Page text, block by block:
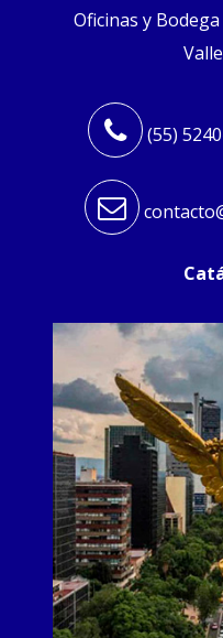
Oficinas y
(55)